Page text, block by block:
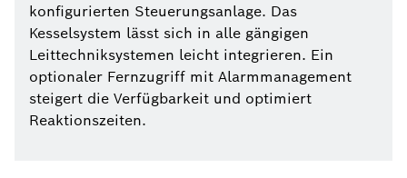
konfigurierten Steuerungsanlage. Das
Kesselsystem lässt sich in alle gängigen
Leittechniksystemen leicht integrieren. Ein
optionaler Fernzugriff mit Alarmmanagement
steigert die Verfügbarkeit und optimiert
Reaktionszeiten.